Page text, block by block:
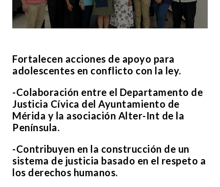
Fortalecen acciones de apoyo para
adolescentes en conflicto con la ley.
-Colaboración entre el Departamento de
Justicia Cívica del Ayuntamiento de
Mérida y la asociación Alter-Int de la
Península.
-Contribuyen en la construcción de un
sistema de justicia basado en el respeto a
los derechos humanos.